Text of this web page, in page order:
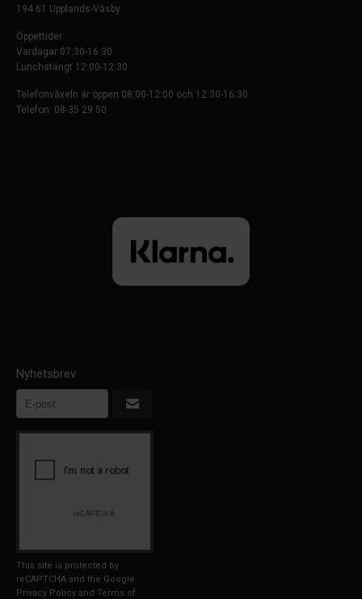
194 61 Upplands-Väsby
Öppettider:
Vardagar 07:30-16:30
Lunchstängt 12:00-12:30
Telefonväxeln är öppen 08:00-12:00 och 12:30-16:30
Telefon: 08-35 29 50
Nyhetsbrev
This site is protected by
reCAPTCHA and the Google
Privacy Policy and Terms of